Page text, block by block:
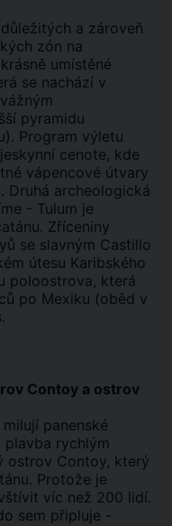
a zároveň
zón na
umístěné
se nachází v
pyramidu
Program výletu
cenote, kde
vápencové útvary
Druhá archeologická
- Tulum je
Zříceniny
se slavným Castillo
útesu Karibského
poloostrova, která
po Mexiku (oběd v
Contoy a ostrov
panenské
plavba rychlým
ostrov Contoy, který
Protože je
víc než 200 lidí.
sem připluje -